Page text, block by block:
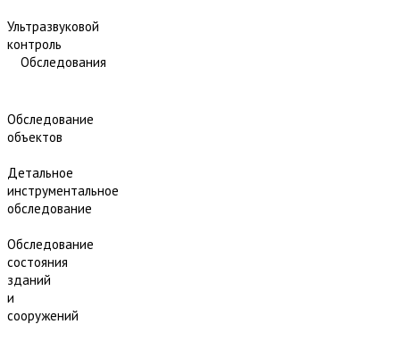
Ультразвуковой
контроль
Обследования
Обследование
объектов
Детальное
инструментальное
обследование
Обследование
состояния
зданий
и
сооружений